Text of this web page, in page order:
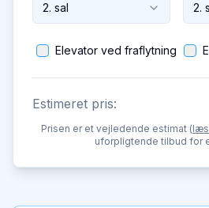
2. sal 2.
Elevator ved fraflytning
Estimeret pris:
Prisen er et vejledende estimat (
uforpligtende tilbud for